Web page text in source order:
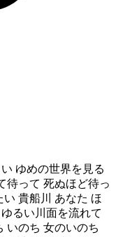
ゆめの世界を見る
待って 死ぬほど待っ
貴船川 あなた ほ
るい川面を流れて
いのち 女のいのち